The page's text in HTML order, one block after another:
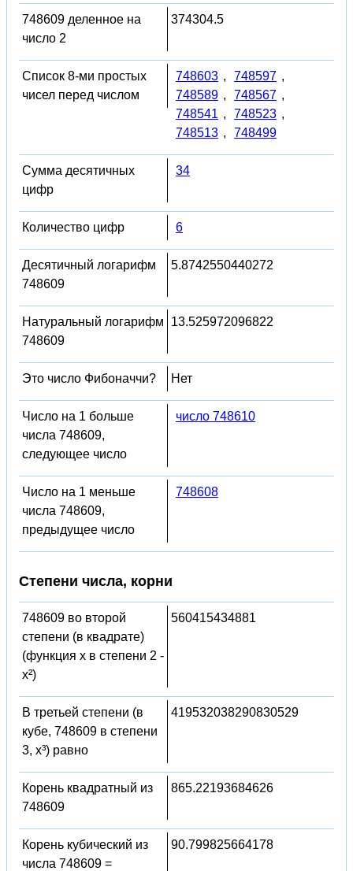
748609 деленное на
число 2
374304.5
Список 8-ми простых
чисел перед числом
748603 , 748597 ,
748589 , 748567 ,
748541 , 748523 ,
748513 , 748499
Сумма десятичных
цифр
34
Количество цифр 6
Десятичный логарифм
748609
5.8742550440272
Натуральный логарифм
748609
13.525972096822
Это число Фибоначчи? Нет
Число на 1 больше
числа 748609,
следующее число
число 748610
Число на 1 меньше
числа 748609,
предыдущее число
748608
Степени числа, корни
748609 во второй
степени (в квадрате)
(функция x в степени 2 -
x²)
560415434881
В третьей степени (в
кубе, 748609 в степени
3, x³) равно
419532038290830529
Корень квадратный из
748609
865.22193684626
Корень кубический из
числа 748609 =
90.799825664178